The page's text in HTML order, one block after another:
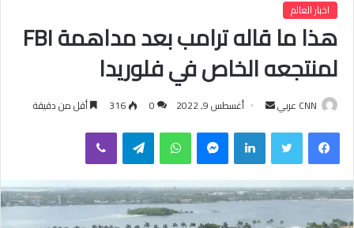
اخبار العالم
هذا ما قاله ترامب بعد مداهمة FBI
لمنتجعه الخاص في فلوريدا
CNN عربي
ل
ب
ر
أغسطس 9, 2022 0
316 أقل من دقيقة
فيسبوك لينكدإن واتساب تيلقرام